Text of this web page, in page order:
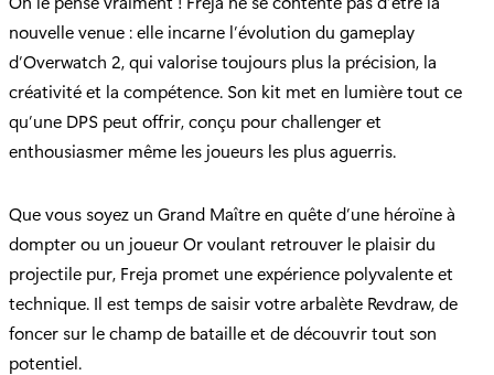
nouvelle venue : elle incarne l’évolution du gameplay
d’Overwatch 2, qui valorise toujours plus la précision, la
créativité et la compétence. Son kit met en lumière tout ce
qu’une DPS peut offrir, conçu pour challenger et
enthousiasmer même les joueurs les plus aguerris.
Que vous soyez un Grand Maître en quête d’une héroïne à
dompter ou un joueur Or voulant retrouver le plaisir du
projectile pur, Freja promet une expérience polyvalente et
technique. Il est temps de saisir votre arbalète Revdraw, de
foncer sur le champ de bataille et de découvrir tout son
potentiel.